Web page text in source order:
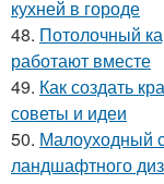
кухней в городе
48. Потолочный
работают вместе
49. Как создать
советы и идеи
50. Малоуходный
ландшафтного